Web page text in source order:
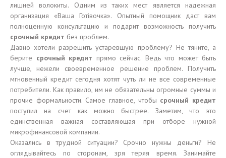
лишней волокиты. Одним из таких мест является надежная
организация «Ваша Готівочка». Опытный помощник даст вам
полноценную консультацию и подарит возможность получить
срочный кредит без проблем.
Давно хотели разрешить устаревшую проблему? Не тяните, а
берите срочный кредит прямо сейчас. Ведь что может быть
лучше, нежели своевременное решение проблем. Получить
мгновенный кредит сегодня хотят чуть ли не все современные
потребители. Как правило, им не обязательны огромные суммы и
прочие формальности. Самое главное, чтобы срочный кредит
поступил на счет как можно быстрее. Заметим, что это
единственная важная составляющая при отборе нужной
микрофинансовой компании.
Оказались в трудной ситуации? Срочно нужны деньги? Не
оглядывайтесь по сторонам, зря теряя время. Занимайте